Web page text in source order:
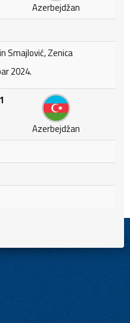
Azerbejdžan
Smajlović, Zenica
2024.
Azerbejdžan